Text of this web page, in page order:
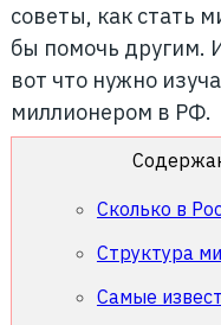
советы, как стать
бы помочь другим.
вот что нужно
миллионером в РФ.
Сколько в
Структура
Самые